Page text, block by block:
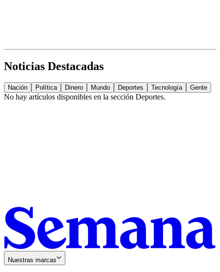
Noticias Destacadas
Nación Política Dinero Mundo Deportes Tecnología Gente
No hay artículos disponibles en la sección Deportes.
Nuestras marcas